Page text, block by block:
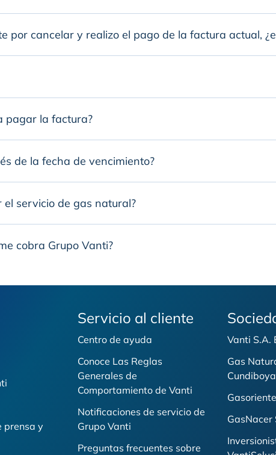
por cancelar y realizo el pago de la factura actual,
pagar la factura?
de la fecha de vencimiento?
servicio de gas natural?
cobra Grupo Vanti?
prensa y
Servicio al cliente
Centro de ayuda
Conoce Las Reglas
Generales de
Comportamiento de Vanti
Notificaciones de servicio de
Grupo Vanti
Preguntas frecuentes sobre
Vanti S.A.
Gas
GasNacer